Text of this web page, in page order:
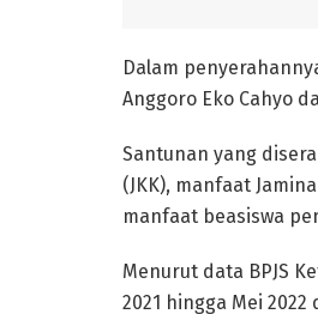
Dalam
Anggoro Eko Cahyo
Santunan yang
(JKK), manfaat
manfaat beasiswa
Menurut data BPJS
2021 hingga Mei